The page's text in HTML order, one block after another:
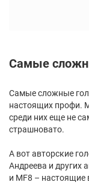
Самые
Самые сложные
настоящих профи.
среди них еще не
страшновато.
А вот авторские
Андреева и других
и MF8 –